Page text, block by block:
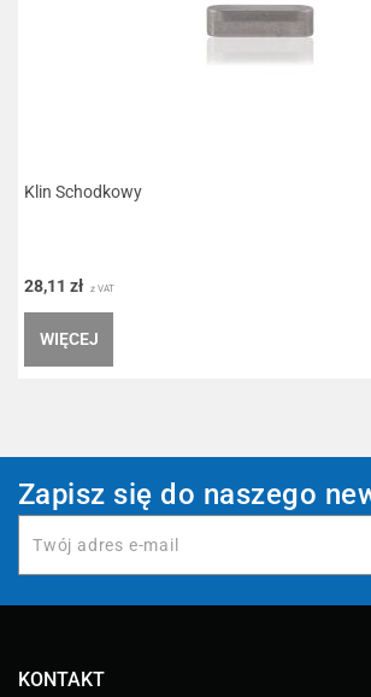
Klin Schodkowy
28,11 zł z VAT
WIĘCEJ
Zapisz się do naszego
KONTAKT